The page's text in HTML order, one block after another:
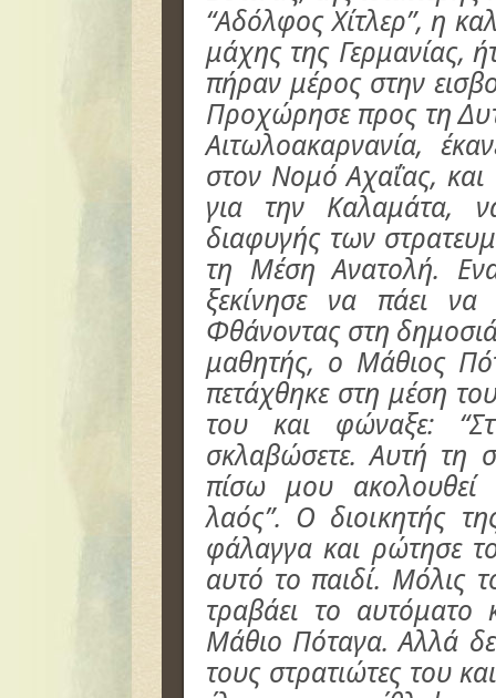
“Αδόλφος Χίτλερ”, η
μάχης της Γερμανίας,
πήραν μέρος στην
Προχώρησε προς τη
Αιτωλοακαρνανία,
στον Νομό Αχαΐας, και
για την Καλαμάτα,
διαφυγής των
τη Μέση Ανατολή.
ξεκίνησε να πάει να
Φθάνοντας στη
μαθητής, ο Μάθιος
πετάχθηκε στη μέση
του και φώναξε:
σκλαβώσετε. Αυτή τη
πίσω μου ακολουθεί
λαός”. Ο διοικητής
φάλαγγα και ρώτησε
αυτό το παιδί. Μόλις
τραβάει το αυτόματο
Μάθιο Πόταγα. Αλλά
τους στρατιώτες του